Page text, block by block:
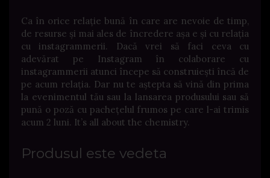
Ca în orice relație bună în care are nevoie de timp,
de resurse și mai ales de încredere așa e și cu relația
cu instagrammerii. Dacă vrei să faci ceva cu
adevărat pe Instagram în colaborare cu
instagrammerii atunci începe să construiești încă de
pe acum relația. Dar nu te aștepta să vină din prima
la evenimentul tău sau la lansarea produsului sau să
pună o poză cu pachețelul frumos pe care l-ai trimis
acum 2 luni. It’s all about the chemistry.
Produsul este vedeta